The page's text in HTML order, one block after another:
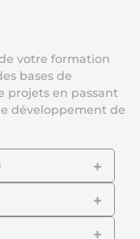
votre formation
bases de
projets en passant
développement de